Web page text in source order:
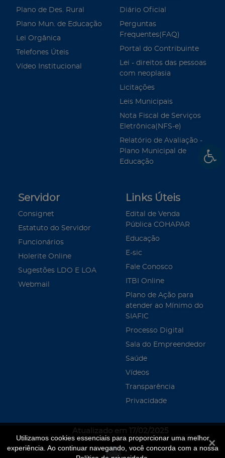
Utilizamos cookies essenciais para proporcionar uma melhor
experiência. Ao continuar navegando, você concorda com a nossa
Plano de Des. Rural
Plano Mun. de Educação
Lei Orgânica
Telefones Úteis
Vídeo Institucional
Diário Oficial
Perguntas
Frequentes(FAQ)
Portal do Contribuinte
Lei - direitos das pessoas
com neoplasia
Licitações
Leis Municipais
Nota Fiscal de Serviços
Eletrônica(NFS-e)
Relatório de Avaliação -
Plano Municipal de
Educação
Servidor
Consignet
Estatuto do Servidor
Funcionários
Holerite Online
Sugestões LDO E LOA
Webmail
Links Úteis
Edital de Venda
Pública COHAPAR
Educação
E-sic
Fale Conosco
ITBI Online
Plano de Ação para
atender ao Mínimo do
SIAFIC
Processo Digital
Sala do Empreendedor
Saúde
Vídeos
Transparência
Privacidade
Atualizado em 17/02/2025